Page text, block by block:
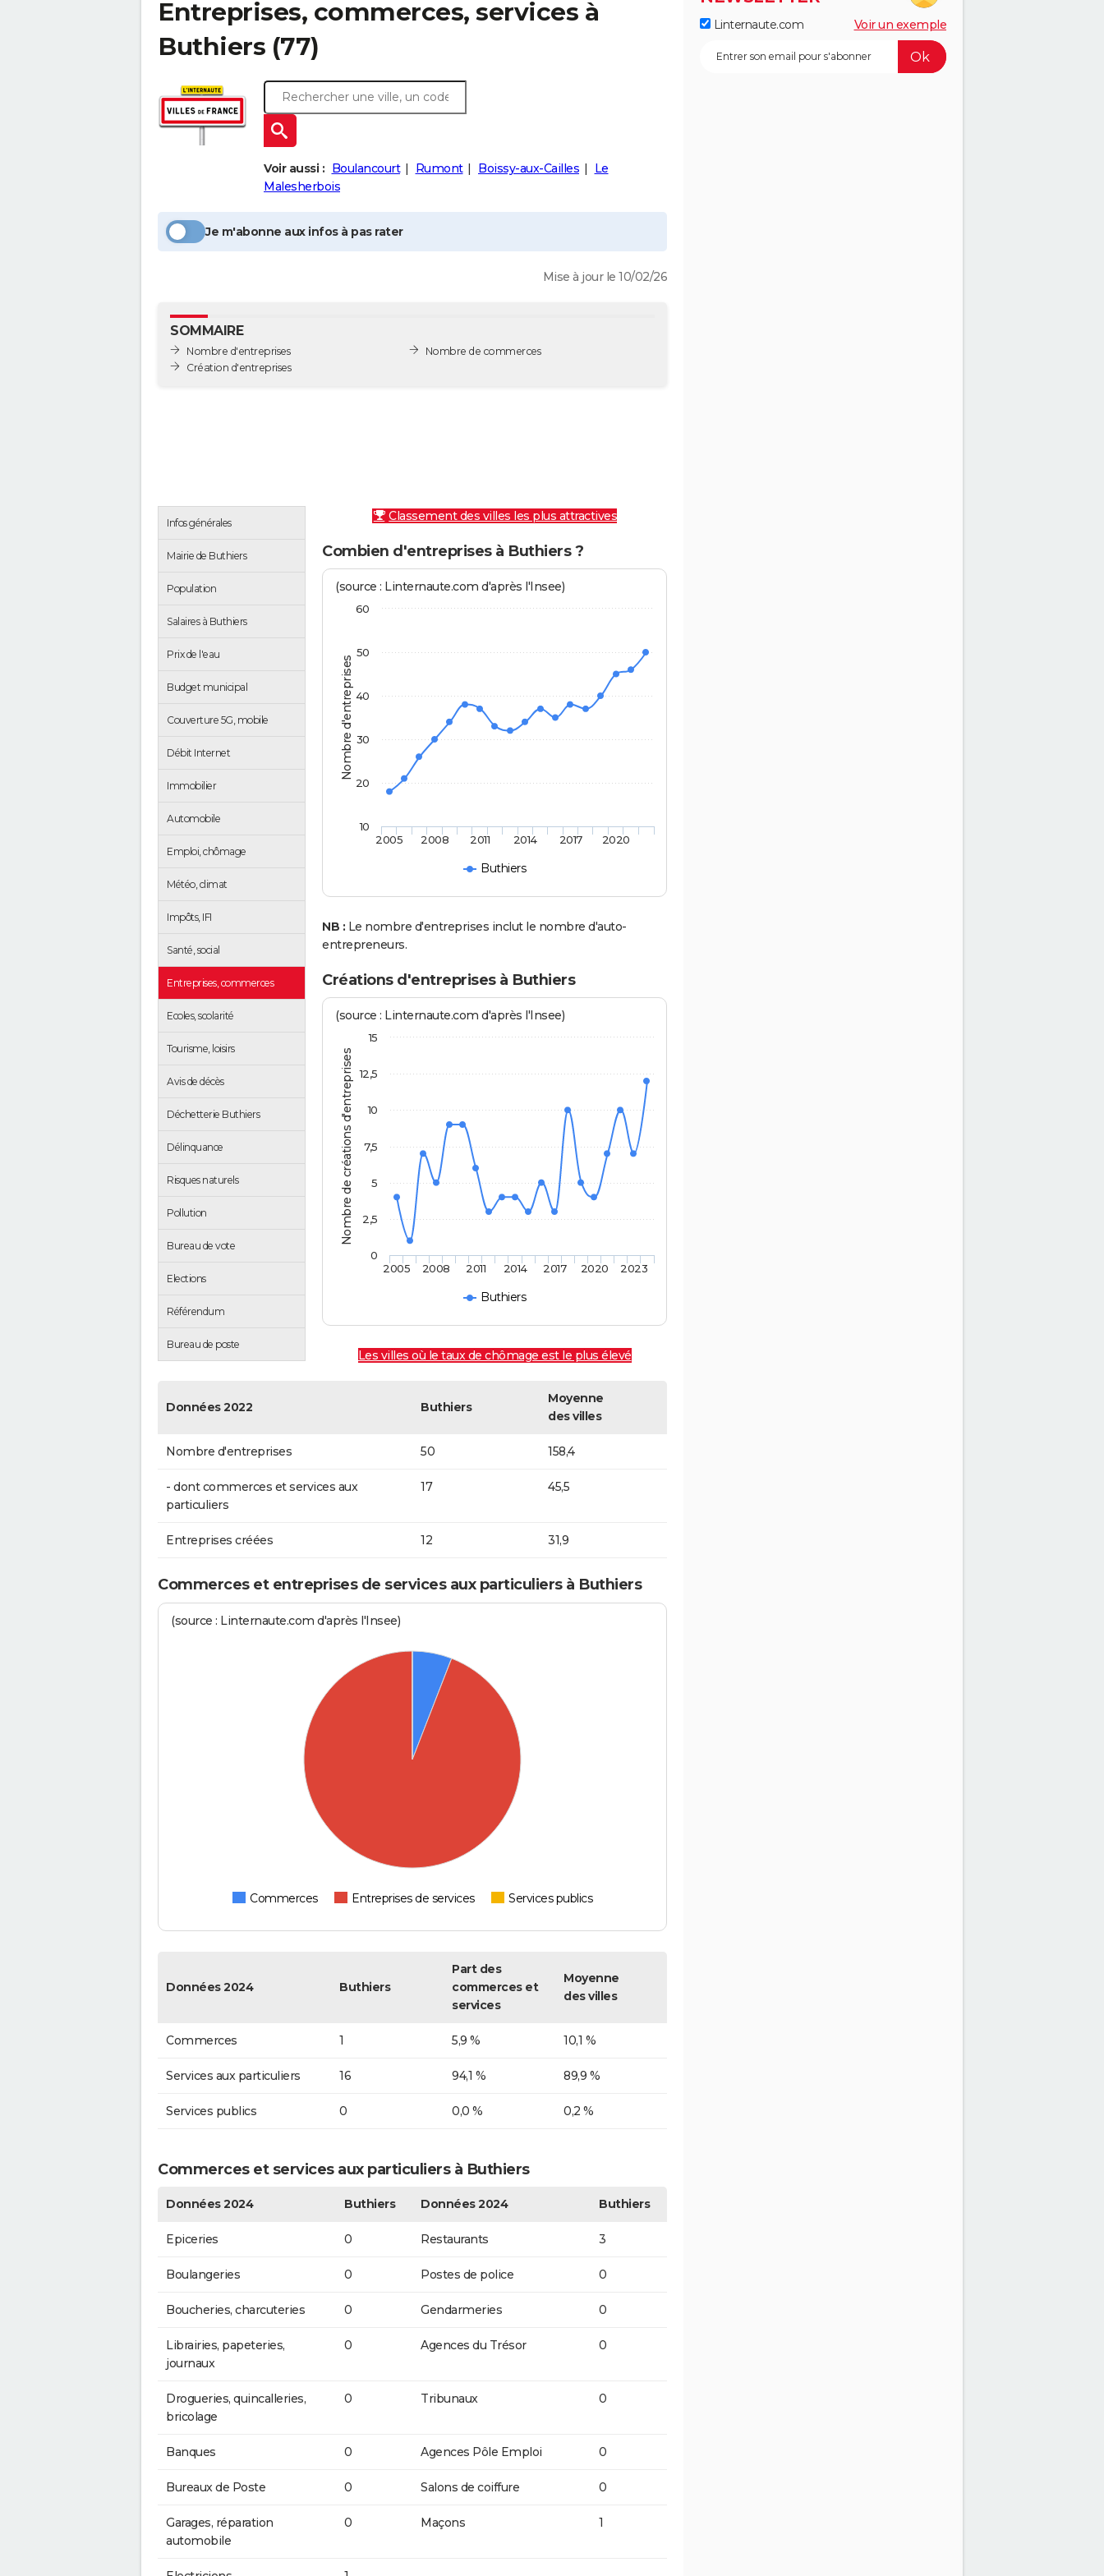
Entreprises, commerces, services à
Buthiers (77)
Voir aussi : Boulancourt Rumont Boissy-aux-Cailles
Le
Malesherbois
Je m'abonne aux infos à pas rater
Mise à jour le 10/02/26
SOMMAIRE
Nombre d'entreprises
Création d'entreprises
Nombre de commerces
Infos générales
Mairie de Buthiers
Population
Salaires à Buthiers
Prix de l'eau
Budget municipal
Couverture 5G, mobile
Débit Internet
Immobilier
Automobile
Emploi, chômage
Météo, climat
Impôts, IFI
Santé, social
Entreprises, commerces
Ecoles, scolarité
Tourisme, loisirs
Avis de décès
Déchetterie Buthiers
Délinquance
Risques naturels
Pollution
Bureau de vote
Elections
Référendum
Bureau de poste
Classement des villes les plus attractives
Combien d'entreprises à Buthiers ?
Nombre d'entreprises
(source : Linternaute.com d'après l'Insee)
Buthiers
2005 2008 2011 2014 2017 2020
10
20
30
40
50
60
NB : Le nombre d'entreprises inclut le nombre d'auto-
entrepreneurs.
Créations d'entreprises à Buthiers
Nombre de créations d'entreprises
(source : Linternaute.com d'après l'Insee)
Buthiers
2005 2008 2011 2014 2017 2020 2023
0
2,5
5
7,5
10
12,5
15
Les villes où le taux de chômage est le plus élevé
Données 2022 Buthiers
Moyenne
des villes
Nombre d'entreprises 50 158,4
- dont commerces et services aux
particuliers
17 45,5
Entreprises créées 12 31,9
Commerces et entreprises de services aux particuliers à Buthiers
(source : Linternaute.com d'après l'Insee)
Commerces Entreprises de services Services publics
Données 2024 Buthiers
Part des
commerces et
services
Moyenne
des villes
Commerces 1 5,9 % 10,1 %
Services aux particuliers 16 94,1 % 89,9 %
Services publics 0 0,0 % 0,2 %
Commerces et services aux particuliers à Buthiers
Données 2024 Buthiers Données 2024 Buthiers
Epiceries 0 Restaurants 3
Boulangeries 0 Postes de police 0
Boucheries, charcuteries 0 Gendarmeries 0
Librairies, papeteries,
journaux
0 Agences du Trésor 0
Drogueries, quincalleries,
bricolage
0 Tribunaux 0
Banques 0 Agences Pôle Emploi 0
Bureaux de Poste 0 Salons de coiffure 0
Garages, réparation
automobile
0 Maçons 1
Linternaute.com Voir un exemple